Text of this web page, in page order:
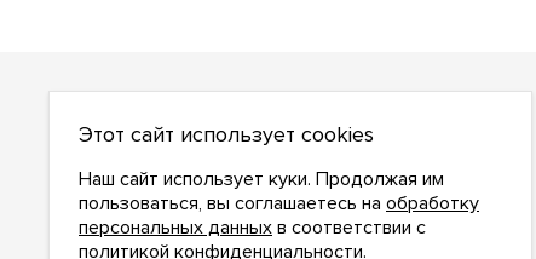
О НАС
О компании
Как сделать заказ
Условия работы
Доставка и оплата
Этот сайт использует cookies
Наш сайт использует куки. Продолжая им
пользоваться, вы соглашаетесь на обработку
персональных данных в соответствии с
политикой конфиденциальности.